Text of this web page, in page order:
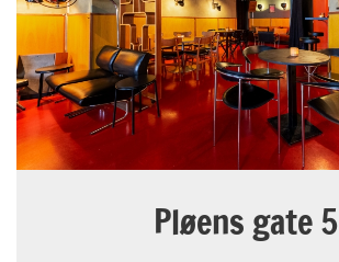
Pløens gate 5